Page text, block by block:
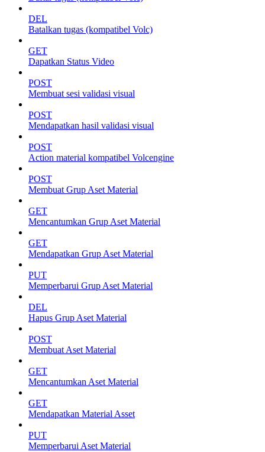
DEL
Batalkan tugas (kompatibel Volc)
GET
Dapatkan Status Video
POST
Membuat sesi validasi visual
POST
Mendapatkan hasil validasi visual
POST
Action material kompatibel Volcengine
POST
Membuat Grup Aset Material
GET
Mencantumkan Grup Aset Material
GET
Mendapatkan Grup Aset Material
PUT
Memperbarui Grup Aset Material
DEL
Hapus Grup Aset Material
POST
Membuat Aset Material
GET
Mencantumkan Aset Material
GET
Mendapatkan Material Asset
PUT
Memperbarui Aset Material